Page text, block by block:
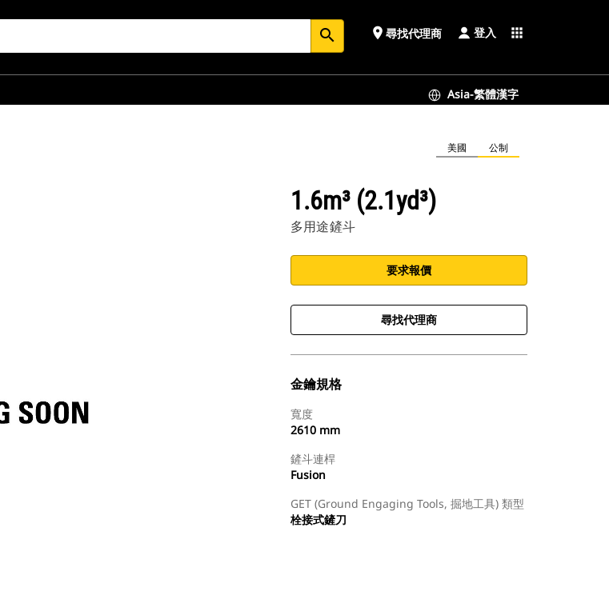
search place 尋找代理商 登入 apps
Asia-繁體漢字
美國 公制
1.6m³ (2.1yd³)
多用途鏟斗
要求報價
尋找代理商
金鑰規格
寬度
2610 mm
鏟斗連桿
Fusion
GET (Ground Engaging Tools, 掘地工具) 類型
栓接式鏟刀